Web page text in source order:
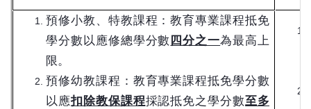
預修小教、特教課程：教育專業課程抵免
學分數以應修總學分數 四分之一為最高上
限。
預修幼教課程：教育專業課程抵免學分數
以應扣除教保課程採認抵免之學分數至多